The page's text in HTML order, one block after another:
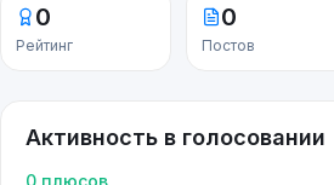
0
Рейтинг
0
Постов
Активность в голосовании
0 плюсов